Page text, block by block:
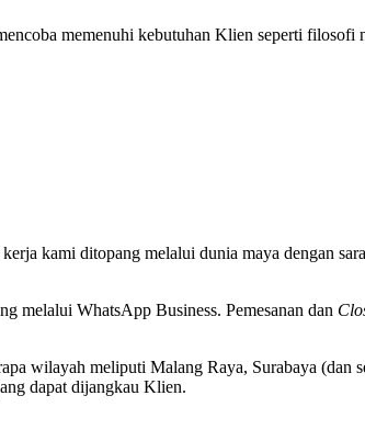
memenuhi kebutuhan Klien seperti filosofi
kami ditopang melalui dunia maya dengan
melalui WhatsApp Business. Pemesanan dan
wilayah meliputi Malang Raya, Surabaya (dan
dapat dijangkau Klien.